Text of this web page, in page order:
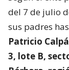
del 7 de julio
sus padres
Patricio
3, lote B,